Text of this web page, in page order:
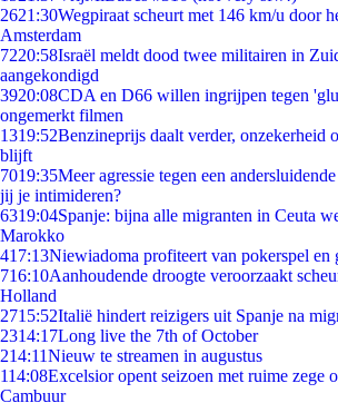
2621:30Wegpiraat scheurt met 146 km/u door
Amsterdam
7220:58Israël meldt dood twee militairen in
aangekondigd
3920:08CDA en D66 willen ingrijpen tegen
ongemerkt filmen
1319:52Benzineprijs daalt verder, onzekerheid
blijft
7019:35Meer agressie tegen een
jij je intimideren?
6319:04Spanje: bijna alle migranten in Ceuta
Marokko
417:13Niewiadoma profiteert van pokerspel en
716:10Aanhoudende droogte veroorzaakt
Holland
2715:52Italië hindert reizigers uit Spanje na
2314:17Long live the 7th of October
214:11Nieuw te streamen in augustus
114:08Excelsior opent seizoen met ruime zege
Cambuur